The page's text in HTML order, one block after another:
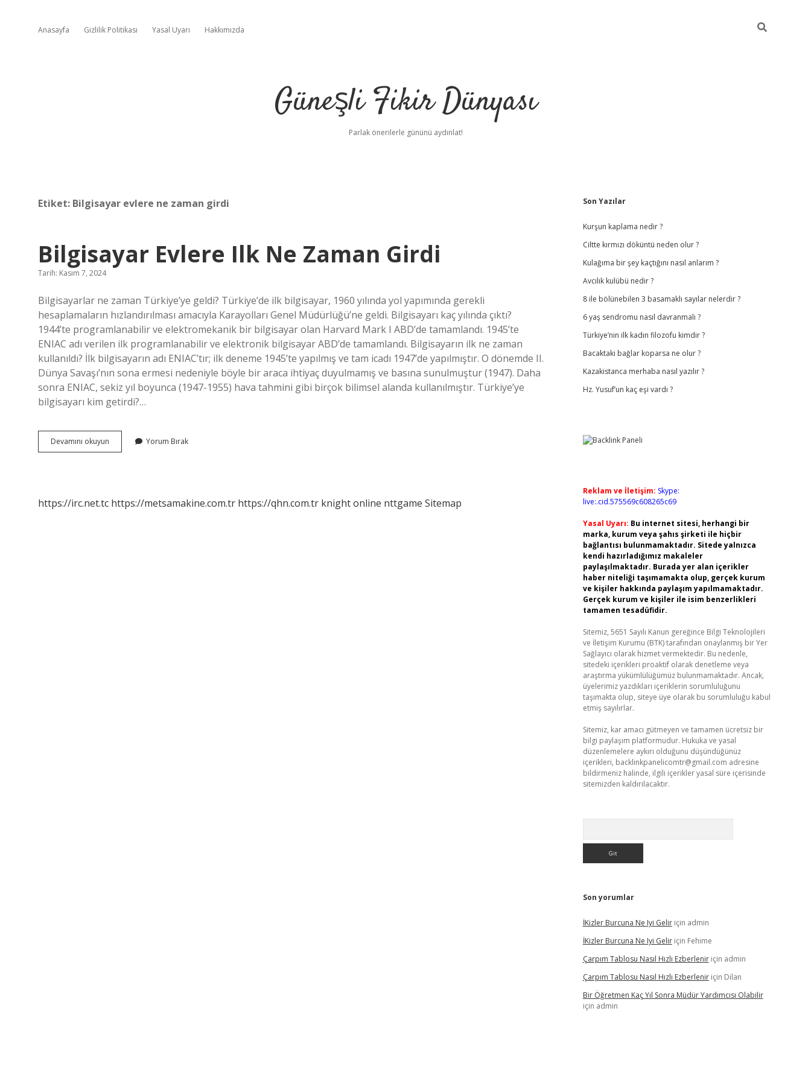
Anasayfa Gizlilik Politikası Yasal Uyarı Hakkımızda
Güneşli Fikir Dünyası
Parlak önerilerle gününü aydınlat!
Etiket: Bilgisayar evlere ne zaman girdi
Bilgisayar Evlere Ilk Ne Zaman Girdi
Tarih: Kasım 7, 2024
Bilgisayarlar ne zaman Türkiye’ye geldi? Türkiye’de ilk bilgisayar, 1960 yılında yol yapımında gerekli
hesaplamaların hızlandırılması amacıyla Karayolları Genel Müdürlüğü’ne geldi. Bilgisayarı kaç yılında çıktı?
1944’te programlanabilir ve elektromekanik bir bilgisayar olan Harvard Mark I ABD’de tamamlandı. 1945’te
ENIAC adı verilen ilk programlanabilir ve elektronik bilgisayar ABD’de tamamlandı. Bilgisayarın ilk ne zaman
kullanıldı? İlk bilgisayarın adı ENIAC’tır; ilk deneme 1945’te yapılmış ve tam icadı 1947’de yapılmıştır. O dönemde II.
Dünya Savaşı’nın sona ermesi nedeniyle böyle bir araca ihtiyaç duyulmamış ve basına sunulmuştur (1947). Daha
sonra ENIAC, sekiz yıl boyunca (1947-1955) hava tahmini gibi birçok bilimsel alanda kullanılmıştır. Türkiye’ye
bilgisayarı kim getirdi?…
Devamını okuyun Bilgisayar
Evlere
Yorum Bırak
https://irc.net.tc https://metsamakine.com.tr https://qhn.com.tr knight online nttgame Sitemap
Sidebar
Son Yazılar
Kurşun kaplama nedir ?
Ciltte kırmızı döküntü neden olur ?
Kulağıma bir şey kaçtığını nasıl anlarım ?
Avcılık kulübü nedir ?
8 ile bölünebilen 3 basamaklı sayılar nelerdir ?
6 yaş sendromu nasıl davranmalı ?
Türkiye’nin ilk kadın filozofu kimdir ?
Bacaktaki bağlar koparsa ne olur ?
Kazakistanca merhaba nasıl yazılır ?
Hz. Yusuf’un kaç eşi vardı ?
Reklam ve İletişim: Skype:
live:.cid.575569c608265c69
Yasal Uyarı: Bu internet sitesi, herhangi bir
marka, kurum veya şahıs şirketi ile hiçbir
bağlantısı bulunmamaktadır. Sitede yalnızca
kendi hazırladığımız makaleler
paylaşılmaktadır. Burada yer alan içerikler
haber niteliği taşımamakta olup, gerçek kurum
ve kişiler hakkında paylaşım yapılmamaktadır.
Gerçek kurum ve kişiler ile isim benzerlikleri
tamamen tesadüfidir.
Sitemiz, 5651 Sayılı Kanun gereğince Bilgi Teknolojileri
ve İletişim Kurumu (BTK) tarafından onaylanmış bir Yer
Sağlayıcı olarak hizmet vermektedir. Bu nedenle,
sitedeki içerikleri proaktif olarak denetleme veya
araştırma yükümlülüğümüz bulunmamaktadır. Ancak,
üyelerimiz yazdıkları içeriklerin sorumluluğunu
taşımakta olup, siteye üye olarak bu sorumluluğu kabul
etmiş sayılırlar.
Sitemiz, kar amacı gütmeyen ve tamamen ücretsiz bir
bilgi paylaşım platformudur. Hukuka ve yasal
düzenlemelere aykırı olduğunu düşündüğünüz
içerikleri, backlinkpanelicomtr@gmail.com adresine
bildirmeniz halinde, ilgili içerikler yasal süre içerisinde
sitemizden kaldırılacaktır.
Son yorumlar
İKizler Burcuna Ne Iyi Geliriçin admin
İKizler Burcuna Ne Iyi Geliriçin Fehime
Çarpım Tablosu Nasıl Hızlı Ezberleniriçin admin
Çarpım Tablosu Nasıl Hızlı Ezberleniriçin Dilan
Bir Öğretmen Kaç Yıl Sonra Müdür Yardımcısı Olabilir
için admin
ilbethiltonbet